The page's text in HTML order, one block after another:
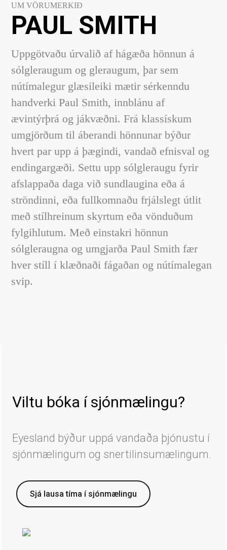
UM VÖRUMERKIÐ
PAUL SMITH
Uppgötvaðu úrvalið af hágæða hönnun á
sólgleraugum og gleraugum, þar sem
nútímalegur glæsileiki mætir sérkenndu
handverki Paul Smith, innblánu af
ævintýrþrá og jákvæðni. Frá klassískum
umgjörðum til áberandi hönnunar býður
hvert par upp á þægindi, vandað efnisval og
endingargæði. Settu upp sólgleraugu fyrir
afslappaða daga við sundlaugina eða á
ströndinni, eða fullkomnaðu frjálslegt útlit
með stílhreinum skyrtum eða vönduðum
fylgihlutum. Með einstakri hönnun
sólgleraugna og umgjarða Paul Smith fær
hver stíll í klæðnaði fágaðan og nútímalegan
svip.
Viltu bóka í sjónmælingu?
Eyesland býður uppá vandaða þjónustu í
sjónmælingum og snertilinsumælingum.
Sjá lausa tíma í sjónmælingu